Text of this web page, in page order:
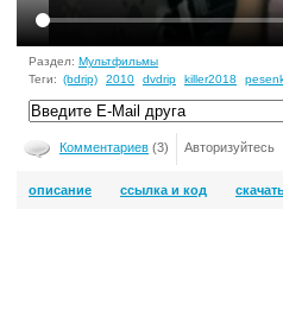
Раздел: Мультфильмы
Теги: (bdrip) 2010 dvdrip killer2018
Комментариев (3) Авторизуйтесь
описание ссылка и код